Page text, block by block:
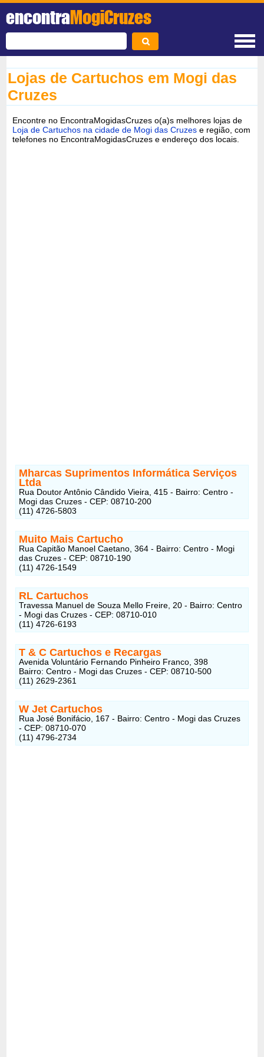
encontraMogiCruzes
Lojas de Cartuchos em Mogi das
Cruzes
Encontre no EncontraMogidasCruzes o(a)s melhores lojas de
Loja de Cartuchos na cidade de Mogi das Cruzese região, com
telefones no EncontraMogidasCruzes e endereço dos locais.
Mharcas Suprimentos Informática Serviços
Ltda
Rua Doutor Antônio Cândido Vieira, 415 - Bairro: Centro -
Mogi das Cruzes - CEP: 08710-200
(11) 4726-5803
Muito Mais Cartucho
Rua Capitão Manoel Caetano, 364 - Bairro: Centro - Mogi
das Cruzes - CEP: 08710-190
(11) 4726-1549
RL Cartuchos
Travessa Manuel de Souza Mello Freire, 20 - Bairro: Centro
- Mogi das Cruzes - CEP: 08710-010
(11) 4726-6193
T & C Cartuchos e Recargas
Avenida Voluntário Fernando Pinheiro Franco, 398
Bairro: Centro - Mogi das Cruzes - CEP: 08710-500
(11) 2629-2361
W Jet Cartuchos
Rua José Bonifácio, 167 - Bairro: Centro - Mogi das Cruzes
- CEP: 08710-070
(11) 4796-2734